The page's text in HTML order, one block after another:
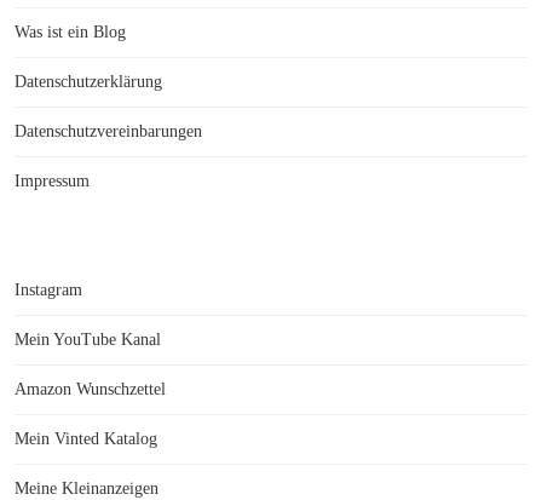
Was ist ein Blog
Datenschutzerklärung
Datenschutzvereinbarungen
Impressum
Instagram
Mein YouTube Kanal
Amazon Wunschzettel
Mein Vinted Katalog
Meine Kleinanzeigen